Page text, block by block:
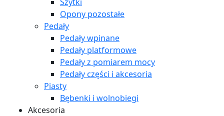
Opony pozostałe
Pedały
Pedały wpinane
Pedały platformowe
Pedały z pomiarem mocy
Pedały części i akcesoria
Piasty
Bębenki i wolnobiegi
Akcesoria